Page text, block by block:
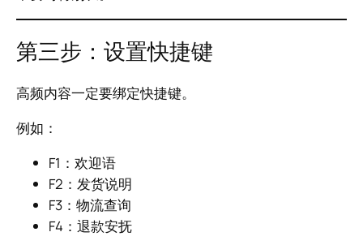
第三步：设置快捷键
高频内容一定要绑定快捷键。
例如：
F1：欢迎语
F2：发货说明
F3：物流查询
F4：退款安抚